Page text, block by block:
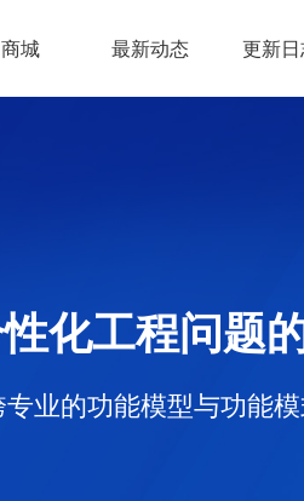
商城 最新动态 更新日
全过程解决
式的无缝集成